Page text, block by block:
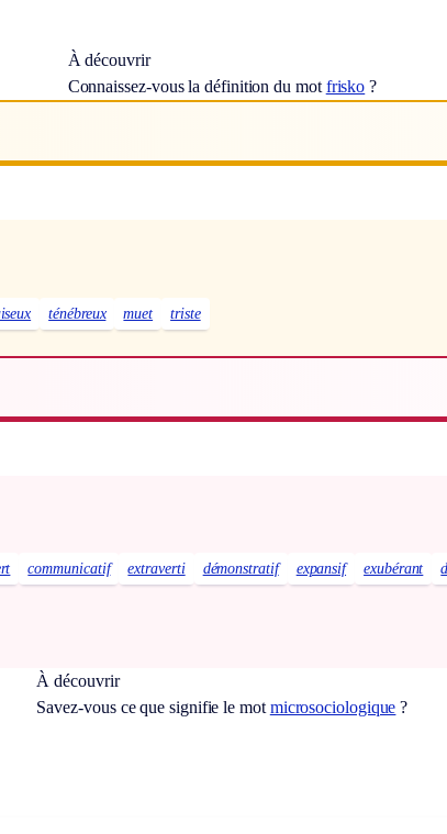
À découvrir
Connaissez-vous la définition du mot frisko ?
ténébreux muet triste
communicatif extraverti démonstratif expansif exubérant
À découvrir
Savez-vous ce que signifie le mot microsociologique ?